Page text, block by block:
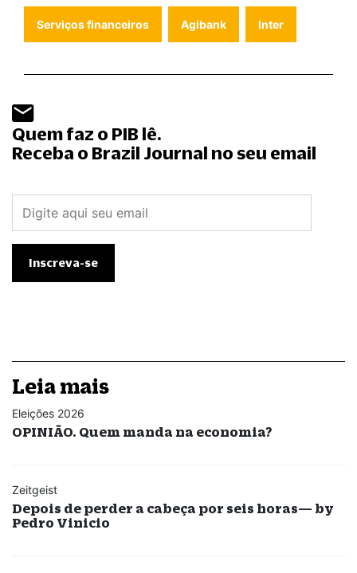
Serviços financeiros Agibank Inter
Quem faz o PIB lê.
Receba o Brazil Journal no seu email
Leia mais
Eleições 2026
OPINIÃO. Quem manda na economia?
Zeitgeist
Depois de perder a cabeça por seis horas— by
Pedro Vinicio